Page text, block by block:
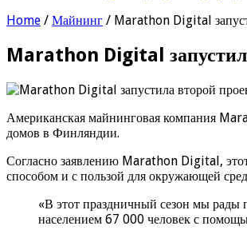
Home / Майнинг / Marathon Digital
Marathon Digital
Американская майнинговая компания
домов в Финляндии.
Согласно заявлению Marathon Digital,
способом и с пользой для окружающей
«В этот праздничный сезон мы рады
населением 67 000 человек с